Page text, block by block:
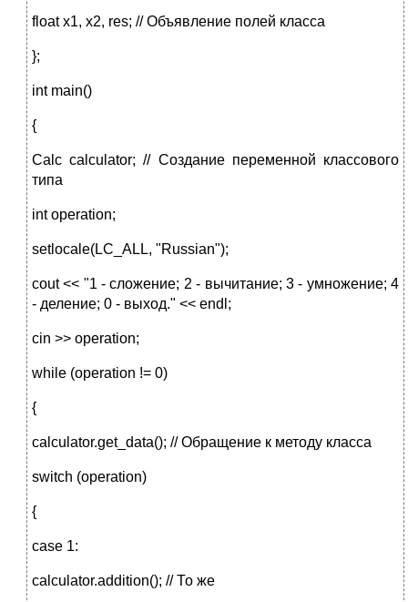
float x1, x2, res; // Объявление полей класса
};
int main()
{
Calc calculator; // Создание переменной классового
типа
int operation;
setlocale(LC_ALL, "Russian");
cout << "1 - сложение; 2 - вычитание; 3 - умножение; 4
- деление; 0 - выход." << endl;
cin >> operation;
while (operation != 0)
{
calculator.get_data(); // Обращение к методу класса
switch (operation)
{
case 1:
calculator.addition(); // То же